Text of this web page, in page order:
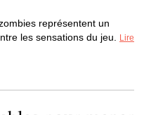
représentent un
les sensations du jeu.
Lire